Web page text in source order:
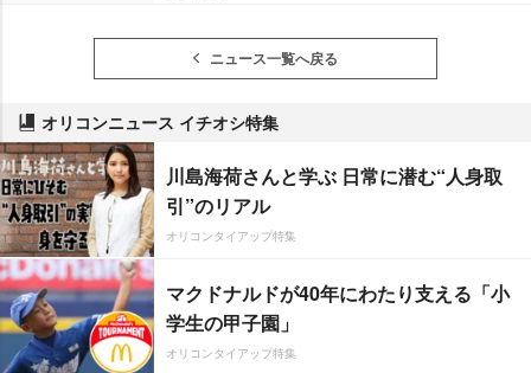
ニュース一覧へ戻る
オリコンニュース イチオシ特集
川島海荷さんと学ぶ 日常に潜む“人身取
引”のリアル
オリコンタイアップ特集
マクドナルドが40年にわたり支える「小
学生の甲子園」
オリコンタイアップ特集